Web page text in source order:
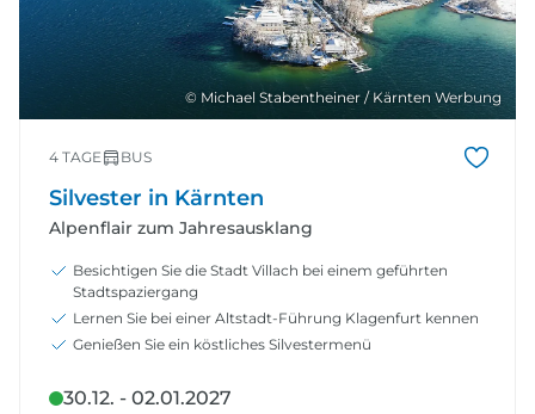
© Michael Stabentheiner / Kärnten Werbung
4 TAGE BUS
Silvester in Kärnten
Alpenflair zum Jahresausklang
Besichtigen Sie die Stadt Villach bei einem geführten
Stadtspaziergang
Lernen Sie bei einer Altstadt-Führung Klagenfurt kennen
Genießen Sie ein köstliches Silvestermenü
30.12. - 02.01.2027